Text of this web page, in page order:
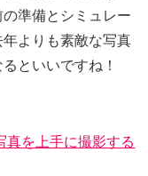
準備とシミュレー
よりも素敵な写真
といいですね！
真を上手に撮影する